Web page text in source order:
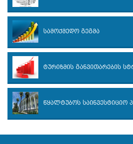
სამოქმედო გეგმა
ტურიზმის განვითარების
წყალტუბოს საინვესტიციო